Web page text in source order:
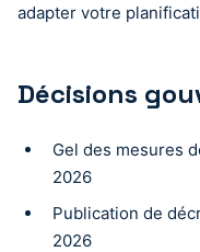
adapter votre
Décisions
Gel des mesures
2026
Publication de
2026